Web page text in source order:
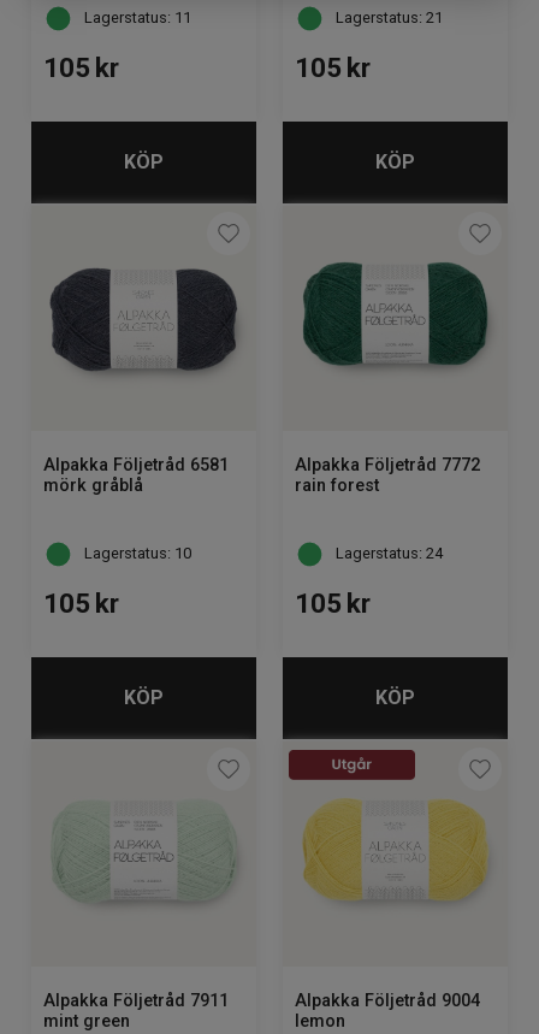
Lagerstatus: 11
105 kr
KÖP
Lagerstatus: 21
105 kr
KÖP
Alpakka Följetråd 6581
mörk gråblå
Lagerstatus: 10
105 kr
KÖP
Alpakka Följetråd 7772
rain forest
Lagerstatus: 24
105 kr
KÖP
Alpakka Följetråd 7911
mint green
Alpakka Följetråd 9004
lemon